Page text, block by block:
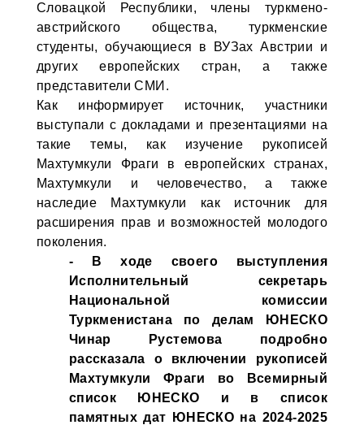
Словацкой Республики, члены туркмено-
австрийского общества, туркменские
студенты, обучающиеся в ВУЗах Австрии и
других европейских стран, а также
представители СМИ.
Как информирует источник, участники
выступали с докладами и презентациями на
такие темы, как изучение рукописей
Махтумкули Фраги в европейских странах,
Махтумкули и человечество, а также
наследие Махтумкули как источник для
расширения прав и возможностей молодого
поколения.
- В ходе своего выступления
Исполнительный секретарь
Национальной комиссии
Туркменистана по делам ЮНЕСКО
Чинар Рустемова подробно
рассказала о включении рукописей
Махтумкули Фраги во Всемирный
список ЮНЕСКО и в список
памятных дат ЮНЕСКО на 2024-2025